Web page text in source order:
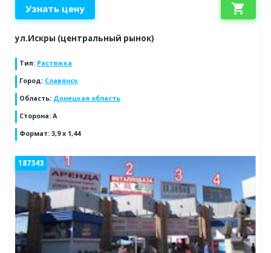
Узнать цену shopping_cart
ул.Искры (центральный рынок)
Тип: Растяжка
Город: Славянск
Область: Донецкая область
Сторона: А
Формат: 3,9 х 1,44
187343